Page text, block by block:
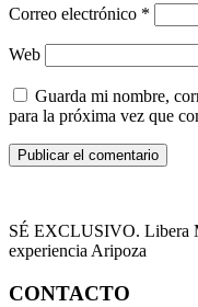
Correo electrónico *
Web
Guarda mi nombre,
para la próxima vez que
SÉ EXCLUSIVO. Libera
experiencia Aripoza
CONTACTO